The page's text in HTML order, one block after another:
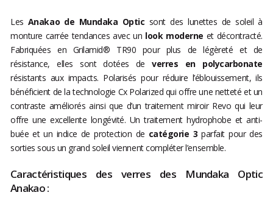
Les Anakao de Mundaka Optic sont des lunettes de soleil à
monture carrée tendances avec un look moderne et décontracté.
Fabriquées en Grilamid® TR90 pour plus de légèreté et de
résistance, elles sont dotées deverres en polycarbonate
résistants aux impacts. Polarisés pour réduire l’éblouissement, ils
bénéficient de la technologie Cx Polarized qui offre une netteté et un
contraste améliorés ainsi que d’un traitement miroir Revo qui leur
offre une excellente longévité. Un traitement hydrophobe et anti-
buée et un indice de protection de catégorie 3 parfait pour des
sorties sous un grand soleil viennent compléter l’ensemble.
Caractéristiques des verres des Mundaka Optic
Anakao :